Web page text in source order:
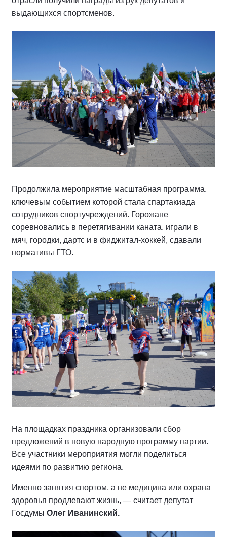
выдающихся спортсменов.
Продолжила мероприятие масштабная программа,
ключевым событием которой стала спартакиада
сотрудников спортучреждений. Горожане
соревновались в перетягивании каната, играли в
мяч, городки, дартс и в фиджитал-хоккей, сдавали
нормативы ГТО.
На площадках праздника организовали сбор
предложений в новую народную программу партии.
Все участники мероприятия могли поделиться
идеями по развитию региона.
Именно занятия спортом, а не медицина или охрана
здоровья продлевают жизнь, — считает депутат
Госдумы Олег Иванинский.